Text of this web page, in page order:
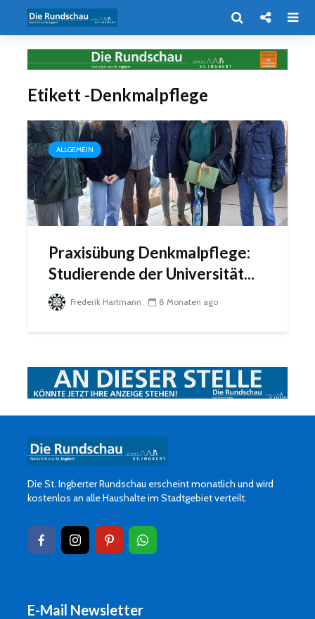
Etikett -Denkmalpflege
ALLGEMEIN
Praxisübung Denkmalpflege:
Studierende der Universität...
Frederik Hartmann 8 Monaten ago
Die St. Ingberter Rundschau erscheint monatlich und wird
kostenlos an alle Haushalte im Stadtgebiet verteilt.
E-Mail Newsletter